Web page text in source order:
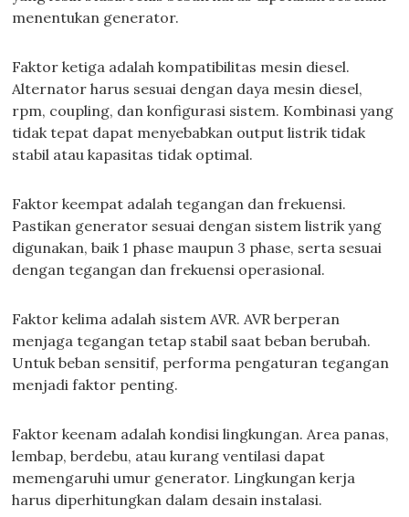
menentukan generator.
Faktor ketiga adalah kompatibilitas mesin diesel.
Alternator harus sesuai dengan daya mesin diesel,
rpm, coupling, dan konfigurasi sistem. Kombinasi yang
tidak tepat dapat menyebabkan output listrik tidak
stabil atau kapasitas tidak optimal.
Faktor keempat adalah tegangan dan frekuensi.
Pastikan generator sesuai dengan sistem listrik yang
digunakan, baik 1 phase maupun 3 phase, serta sesuai
dengan tegangan dan frekuensi operasional.
Faktor kelima adalah sistem AVR. AVR berperan
menjaga tegangan tetap stabil saat beban berubah.
Untuk beban sensitif, performa pengaturan tegangan
menjadi faktor penting.
Faktor keenam adalah kondisi lingkungan. Area panas,
lembap, berdebu, atau kurang ventilasi dapat
memengaruhi umur generator. Lingkungan kerja
harus diperhitungkan dalam desain instalasi.